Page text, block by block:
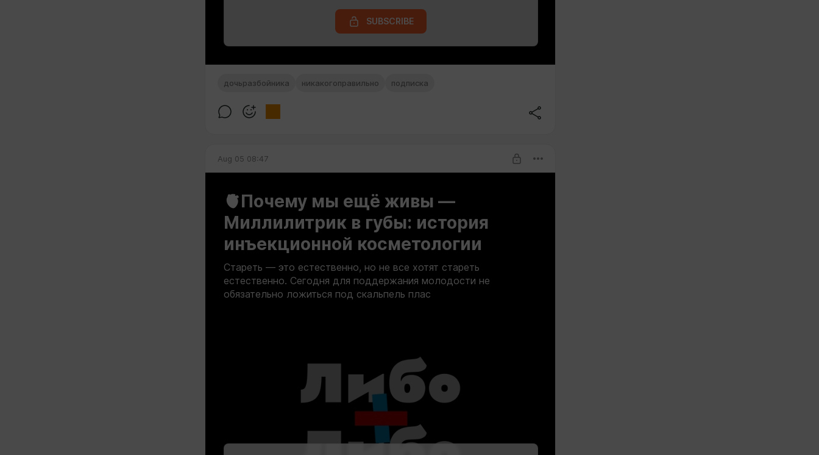
SUBSCRIBE
дочьразбойника никакогоправильно подписка
Aug 05 08:47
🫀Почему мы ещё живы —
Миллилитрик в губы: история
инъекционной косметологии
Стареть — это естественно, но не все хотят стареть
естественно. Сегодня для поддержания молодости не
обязательно ложиться под скальпель плас